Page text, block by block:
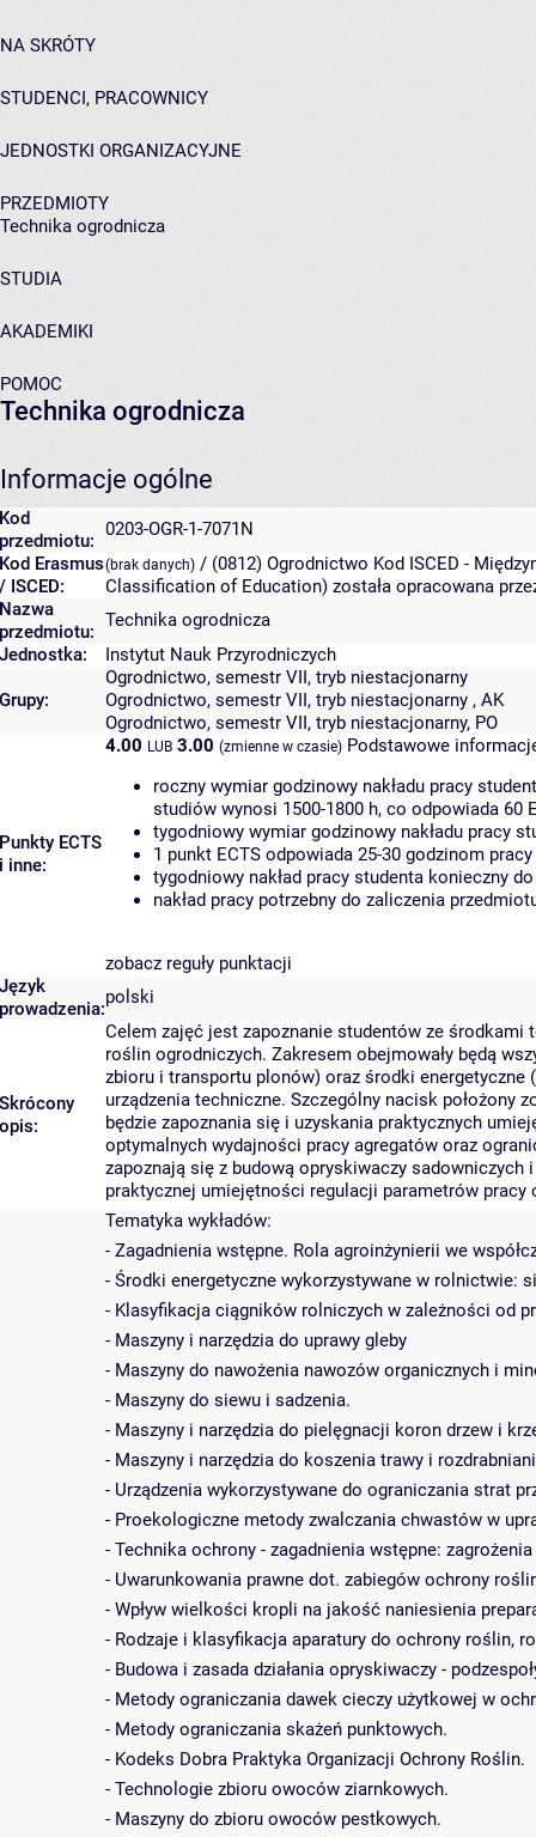
NA SKRÓTY
STUDENCI, PRACOWNICY
JEDNOSTKI ORGANIZACYJNE
PRZEDMIOTY
Technika ogrodnicza
STUDIA
AKADEMIKI
POMOC
Technika ogrodnicza
Informacje ogólne
Kod
przedmiotu:
0203-OGR-1-7071N
Kod Erasmus
/ ISCED:
(brak danych) / (0812) Ogrodnictwo Kod ISCED -
Classification of Education) została opracowana
Nazwa
przedmiotu:
Technika ogrodnicza
Jednostka:
Instytut Nauk Przyrodniczych
Grupy:
Ogrodnictwo, semestr VII, tryb niestacjonarny
Ogrodnictwo, semestr VII, tryb niestacjonarny , AK
Ogrodnictwo, semestr VII, tryb niestacjonarny, PO
Punkty ECTS
i inne:
4.00 LUB 3.00 (zmienne w czasie) Podstawowe
roczny wymiar godzinowy nakładu pracy
studiów wynosi 1500-1800 h, co odpowiada 60
tygodniowy wymiar godzinowy nakładu pracy
1 punkt ECTS odpowiada 25-30 godzinom
tygodniowy nakład pracy studenta konieczny
nakład pracy potrzebny do zaliczenia
zobacz reguły punktacji
Język
prowadzenia:
polski
Skrócony
opis:
Celem zajęć jest zapoznanie studentów ze
roślin ogrodniczych. Zakresem obejmowały będą
zbioru i transportu plonów) oraz środki
urządzenia techniczne. Szczególny nacisk położony
będzie zapoznania się i uzyskania praktycznych
optymalnych wydajności pracy agregatów oraz
zapoznają się z budową opryskiwaczy
praktycznej umiejętności regulacji parametrów pracy
Tematyka wykładów:
- Zagadnienia wstępne. Rola agroinżynierii we
- Środki energetyczne wykorzystywane w rolnictwie:
- Klasyfikacja ciągników rolniczych w zależności od
- Maszyny i narzędzia do uprawy gleby
- Maszyny do nawożenia nawozów organicznych i
- Maszyny do siewu i sadzenia.
- Maszyny i narzędzia do pielęgnacji koron drzew i
- Maszyny i narzędzia do koszenia trawy i
- Urządzenia wykorzystywane do ograniczania strat
- Proekologiczne metody zwalczania chwastów w
- Technika ochrony - zagadnienia wstępne:
- Uwarunkowania prawne dot. zabiegów ochrony
- Wpływ wielkości kropli na jakość naniesienia
- Rodzaje i klasyfikacja aparatury do ochrony roślin,
- Budowa i zasada działania opryskiwaczy -
- Metody ograniczania dawek cieczy użytkowej w
- Metody ograniczania skażeń punktowych.
- Kodeks Dobra Praktyka Organizacji Ochrony Roślin.
- Technologie zbioru owoców ziarnkowych.
- Maszyny do zbioru owoców pestkowych.